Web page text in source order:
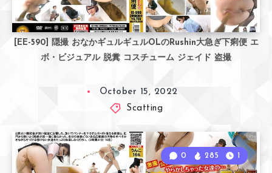
[EE-590] 隠撮 おなかギュルギュルOLのRushin大急ぎ下痢便 エ
ボ・ビジュアル 脱糞 コスチューム ジェイド 盗撮
October 15, 2022
Scatting
0 285 1